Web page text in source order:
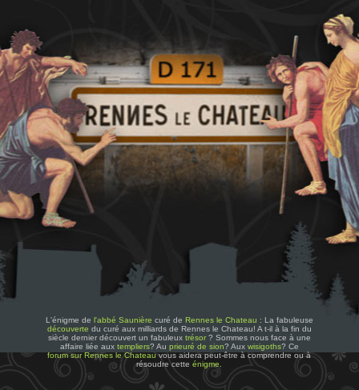
L'énigme de l'abbé Saunière curé de Rennes le Chateau : La fabuleuse
découverte du curé aux milliards de Rennes le Chateau! A t-il à la fin du
siècle dernier découvert un fabuleux trésor? Sommes nous face à une
affaire liée aux templiers? Au prieuré de sion? Aux wisigoths? Ce
forum sur Rennes le Chateauvous aidera peut-être à comprendre ou à
résoudre cetteénigme